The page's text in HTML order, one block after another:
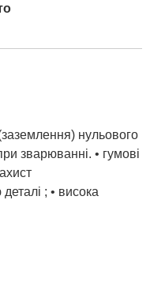
нульового
зварюванні. • гумові
; • висока